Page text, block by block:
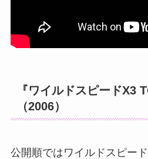
『ワイルドスピードX3
（2006）
公開順ではワイルドスピー